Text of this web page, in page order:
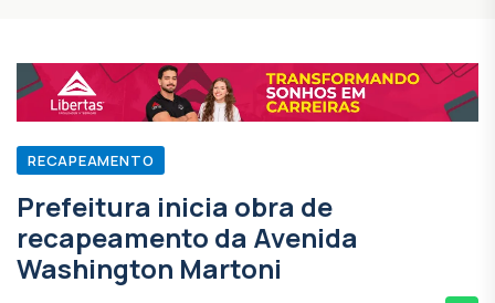
RECAPEAMENTO
Prefeitura inicia obra de
recapeamento da Avenida
Washington Martoni